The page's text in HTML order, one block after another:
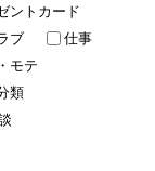
ントカード
ブ
仕事
モテ
類